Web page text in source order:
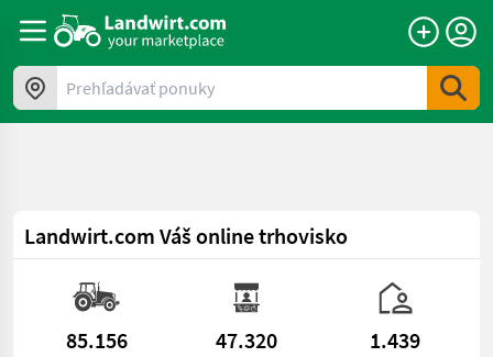
a11y.skipToContent
Prehľadávať ponuky
Landwirt.com Váš online trhovisko
85.156 47.320 1.439